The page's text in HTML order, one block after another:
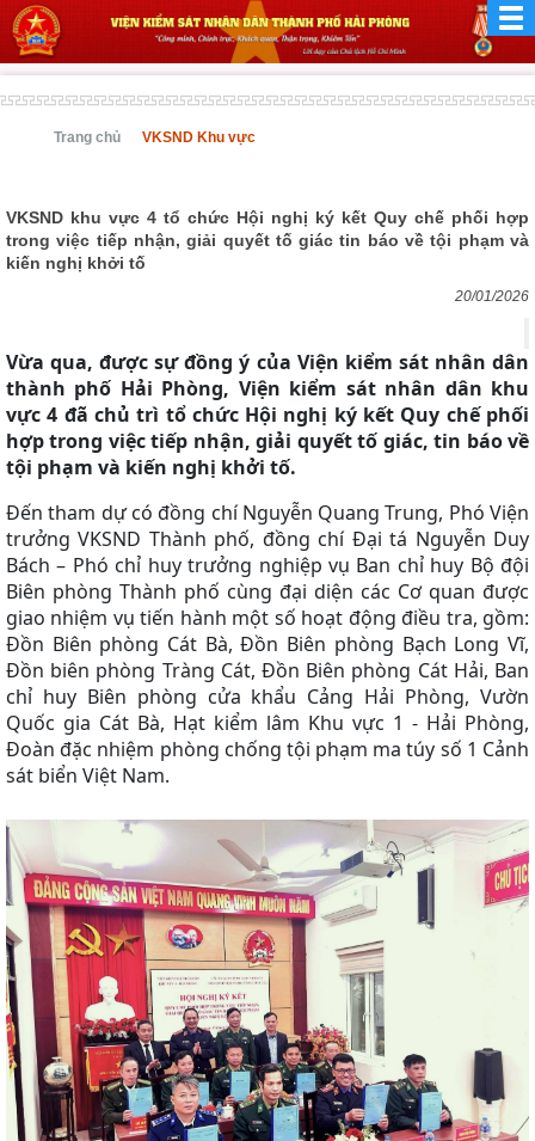
Trang chủ VKSND Khu vực
VKSND khu vực 4 tổ chức Hội nghị ký kết Quy chế phối hợp
trong việc tiếp nhận, giải quyết tố giác tin báo về tội phạm và
kiến nghị khởi tố
20/01/2026
Vừa qua, được sự đồng ý của Viện kiểm sát nhân dân
thành phố Hải Phòng, Viện kiểm sát nhân dân khu
vực 4 đã chủ trì tổ chức Hội nghị ký kết Quy chế phối
hợp trong việc tiếp nhận, giải quyết tố giác, tin báo về
tội phạm và kiến nghị khởi tố.
Đến tham dự có đồng chí Nguyễn Quang Trung, Phó Viện
trưởng VKSND Thành phố, đồng chí Đại tá Nguyễn Duy
Bách – Phó chỉ huy trưởng nghiệp vụ Ban chỉ huy Bộ đội
Biên phòng Thành phố cùng đại diện các Cơ quan được
giao nhiệm vụ tiến hành một số hoạt động điều tra, gồm:
Đồn Biên phòng Cát Bà, Đồn Biên phòng Bạch Long Vĩ,
Đồn biên phòng Tràng Cát, Đồn Biên phòng Cát Hải, Ban
chỉ huy Biên phòng cửa khẩu Cảng Hải Phòng, Vườn
Quốc gia Cát Bà, Hạt kiểm lâm Khu vực 1 - Hải Phòng,
Đoàn đặc nhiệm phòng chống tội phạm ma túy số 1 Cảnh
sát biển Việt Nam.